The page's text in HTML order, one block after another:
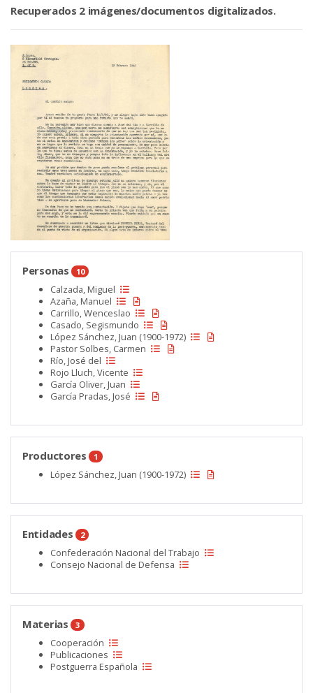
Recuperados 2 imágenes/documentos digitalizados.
Personas 10
Calzada, Miguel
Azaña, Manuel
Carrillo, Wenceslao
Casado, Segismundo
López Sánchez, Juan (1900-1972)
Pastor Solbes, Carmen
Río, José del
Rojo Lluch, Vicente
García Oliver, Juan
García Pradas, José
Productores 1
López Sánchez, Juan (1900-1972)
Entidades 2
Confederación Nacional del Trabajo
Consejo Nacional de Defensa
Materias 3
Cooperación
Publicaciones
Postguerra Española